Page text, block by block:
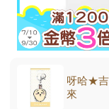
呀哈★吉
來